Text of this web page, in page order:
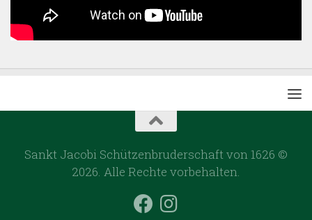
Sankt Jacobi Schützenbruderschaft von 1626 ©
2026. Alle Rechte vorbehalten.